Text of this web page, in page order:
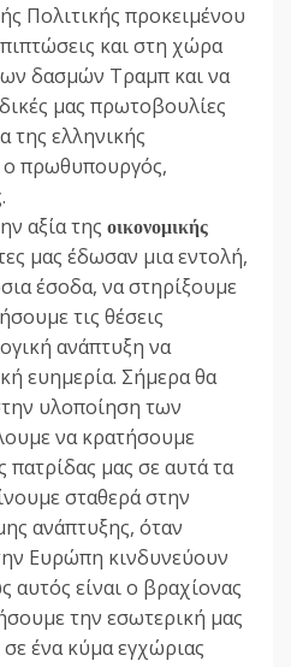
Πολιτικής προκειμένου
και στη χώρα
δασμών Τραμπ και να
μας πρωτοβουλίες
της ελληνικής
ο πρωθυπουργός,
αξία της οικονομικής
μας έδωσαν μια εντολή,
έσοδα, να στηρίξουμε
τις θέσεις
ανάπτυξη να
ευημερία. Σήμερα θα
υλοποίηση των
να κρατήσουμε
μας σε αυτά τα
σταθερά στην
ανάπτυξης, όταν
Ευρώπη κινδυνεύουν
αυτός είναι ο βραχίονας
την εσωτερική μας
ένα κύμα εγχώριας